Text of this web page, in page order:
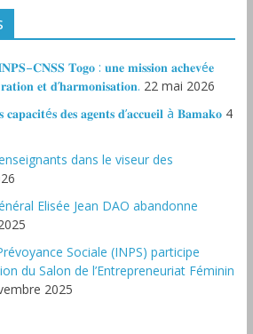
𝐓𝐨𝐠𝐨 : 𝐮𝐧𝐞 𝐦𝐢𝐬𝐬𝐢𝐨𝐧 𝐚𝐜𝐡𝐞𝐯é𝐞
𝐞𝐭 𝐝’𝐡𝐚𝐫𝐦𝐨𝐧𝐢𝐬𝐚𝐭𝐢𝐨𝐧. 22 mai 2026
𝐝𝐞𝐬 𝐚𝐠𝐞𝐧𝐭𝐬 𝐝’𝐚𝐜𝐜𝐮𝐞𝐢𝐥 à 𝐁𝐚𝐦𝐚𝐤𝐨 4
dans le viseur des
Elisée Jean DAO abandonne
Sociale (INPS) participe
du Salon de l’Entrepreneuriat Féminin
2025